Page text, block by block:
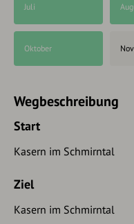
Juli
Oktober
Wegbeschreibung
Start
Kasern im Schmirntal
Ziel
Kasern im Schmirntal